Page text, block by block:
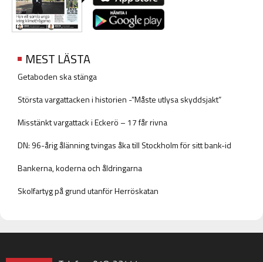
MEST LÄSTA
Getaboden ska stänga
Största vargattacken i historien -”Måste utlysa skyddsjakt”
Misstänkt vargattack i Eckerö – 17 får rivna
DN: 96-årig ålänning tvingas åka till Stockholm för sitt bank-id
Bankerna, koderna och åldringarna
Skolfartyg på grund utanför Herröskatan